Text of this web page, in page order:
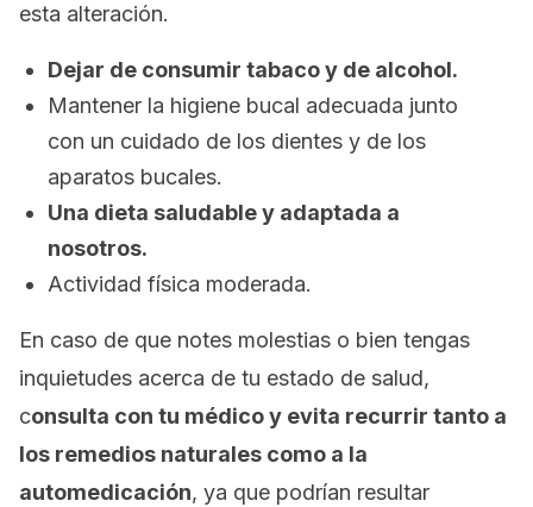
esta alteración.
Dejar de consumir tabaco y de alcohol.
Mantener la higiene bucal adecuada junto
con un cuidado de los dientes y de los
aparatos bucales.
Una dieta saludable y adaptada a
nosotros.
Actividad física moderada.
En caso de que notes molestias o bien tengas
inquietudes acerca de tu estado de salud,
consulta con tu médico y evita recurrir tanto a
los remedios naturales como a la
automedicación, ya que podrían resultar